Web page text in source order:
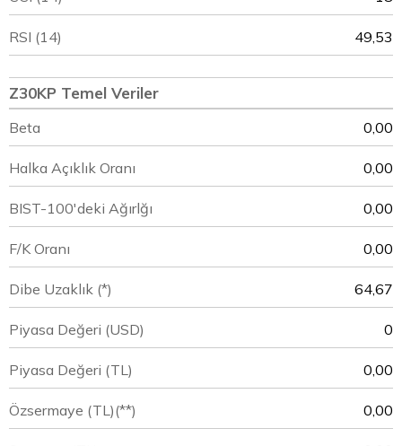
RSI (14) 49,53
Z30KP Temel Veriler
Beta 0,00
Halka Açıklık Oranı 0,00
BIST-100'deki Ağırlğı 0,00
F/K Oranı 0,00
Dibe Uzaklık (*) 64,67
Piyasa Değeri (USD) 0
Piyasa Değeri (TL) 0,00
Özsermaye (TL)(**) 0,00